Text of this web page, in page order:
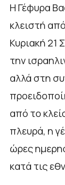
Η Γέφυρα
κλειστή
Κυριακή 21
την
αλλά στη
από το
πλευρά, η
ώρες
κατά τις